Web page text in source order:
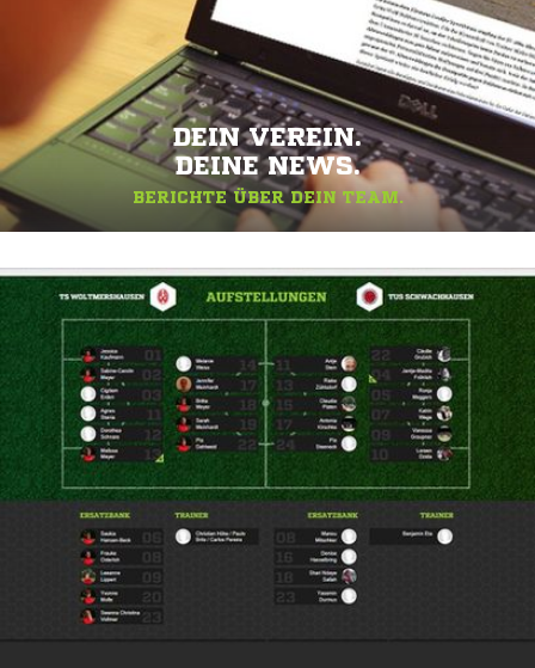
DEIN VEREIN.
DEINE NEWS.
BERICHTE ÜBER DEIN TEAM.